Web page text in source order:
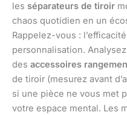
les séparateurs de tiroir
chaos quotidien en un
Rappelez-vous :
personnalisation.
des accessoires
de tiroir (mesurez avant
si une pièce ne vous met
votre espace mental. Les